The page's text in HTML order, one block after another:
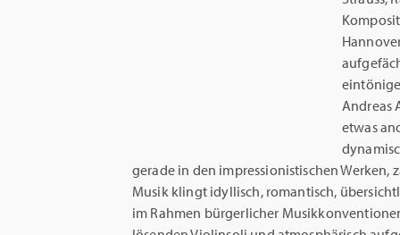
Andreas
etwas
gerade in den impressionistischen Werken,
Musik klingt idyllisch, romantisch,
im Rahmen bürgerlicher